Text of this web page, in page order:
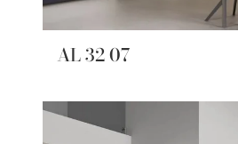
AL 32 07